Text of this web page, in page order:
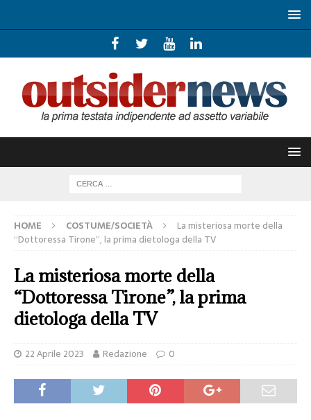
HOME COSTUME/SOCIETÀ
La misteriosa morte della
“Dottoressa Tirone”, la prima dietologa della TV
La misteriosa morte della
“Dottoressa Tirone”, la prima
dietologa della TV
22 Aprile 2023 Redazione 0